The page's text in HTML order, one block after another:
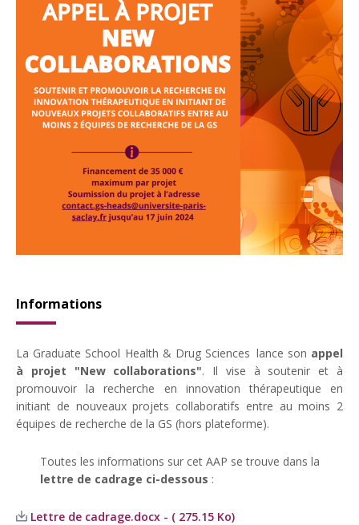
Informations
La Graduate School Health & Drug Sciences lance son appel
à projet "New collaborations". Il vise à soutenir et à
promouvoir la recherche en innovation thérapeutique en
initiant de nouveaux projets collaboratifs entre au moins 2
équipes de recherche de la GS (hors plateforme).
Toutes les informations sur cet AAP se trouve dans la
lettre de cadrage ci-dessous :
Lettre de cadrage.docx - ( 275.15 Ko)